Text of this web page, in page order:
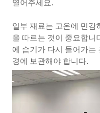
열어주세요.
일부 재료는 고온에 민감
을 따르는 것이 중요합니
에 습기가 다시 들어가는
경에 보관해야 합니다.